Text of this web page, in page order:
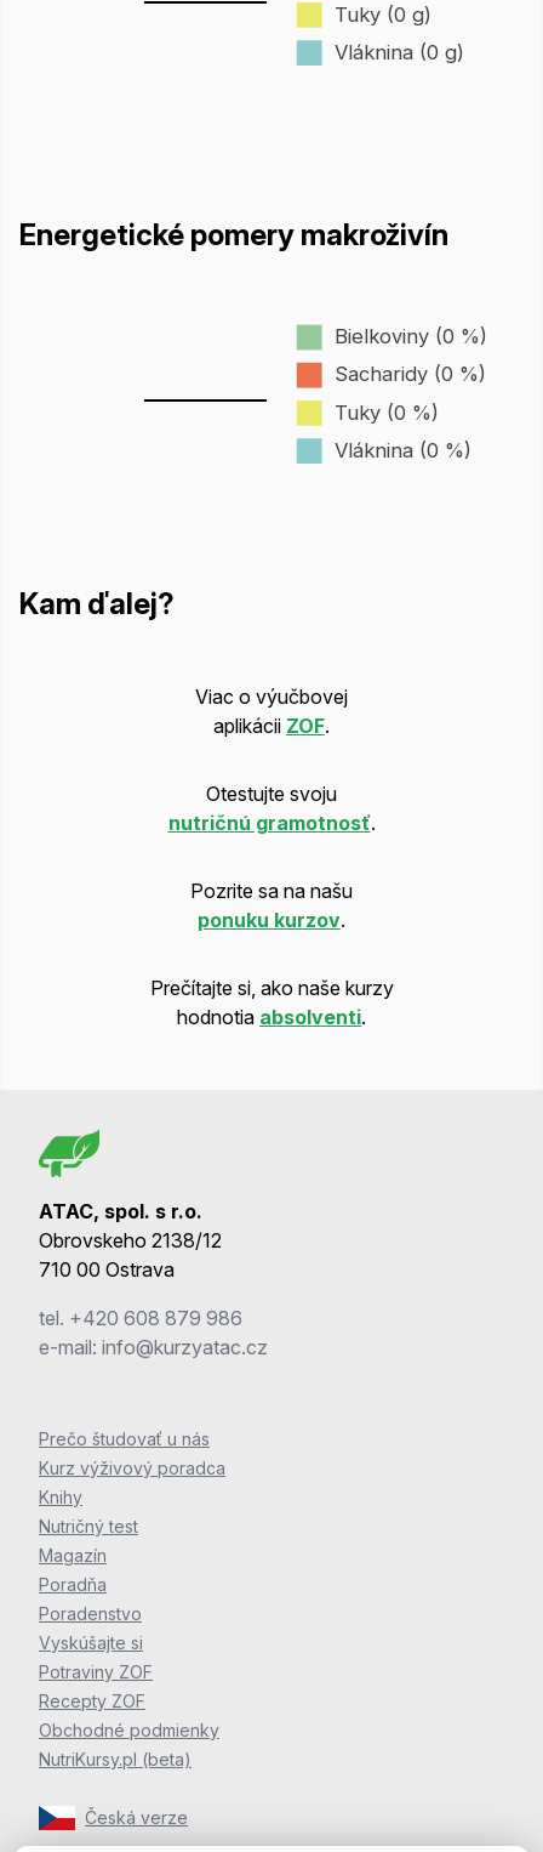
Tuky (0 g)
Vláknina (0 g)
Energetické pomery makroživín
Bielkoviny (0 %)
Sacharidy (0 %)
Tuky (0 %)
Vláknina (0 %)
Kam ďalej?
Viac o výučbovej
aplikácii ZOF.
Otestujte svoju
nutričnú gramotnosť.
Pozrite sa na našu
ponuku kurzov.
Prečítajte si, ako naše kurzy
hodnotia absolventi.
ATAC, spol. s r.o.
Obrovskeho 2138/12
710 00 Ostrava
tel. +420 608 879 986
e-mail: info@kurzyatac.cz
Prečo študovať u nás
Kurz výživový poradca
Knihy
Nutričný test
Magazín
Poradňa
Poradenstvo
Vyskúšajte si
Potraviny ZOF
Recepty ZOF
Obchodné podmienky
NutriKursy.pl (beta)
Česká verze